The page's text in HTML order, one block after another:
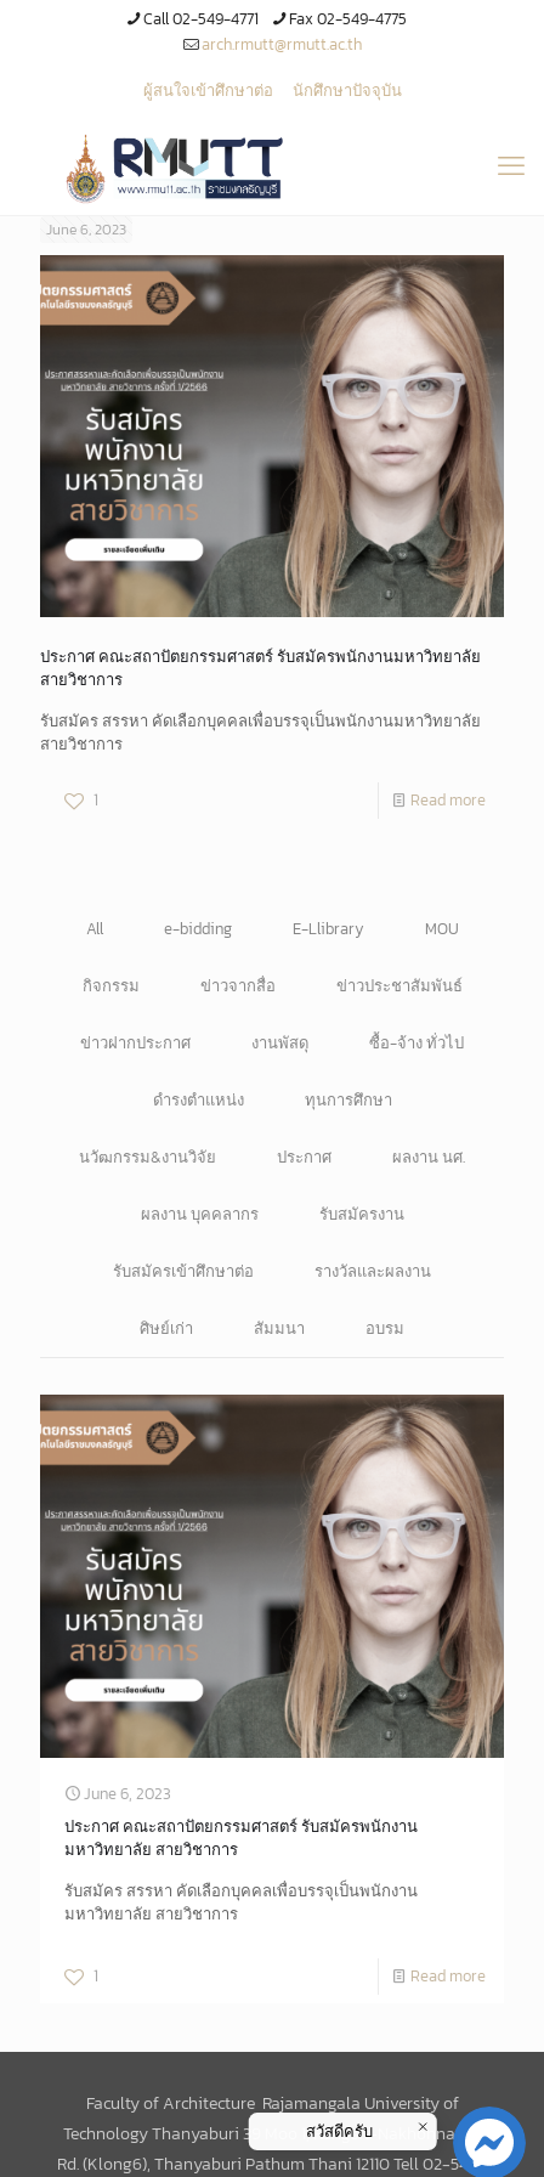
Call 02-549-4771
Fax 02-549-4775
arch.rmutt@rmutt.ac.th
ผู้สนใจเข้าศึกษาต่อ
นักศึกษาปัจจุบัน
June 6, 2023
ประกาศ คณะสถาปัตยกรรมศาสตร์ รับสมัครพนักงานมหาวิทยาลัย
สายวิชาการ
รับสมัคร สรรหา คัดเลือกบุคคลเพื่อบรรจุเป็นพนักงานมหาวิทยาลัย
สายวิชาการ
1 Read more
All e-bidding E-Llibrary MOU
กิจกรรม ข่าวจากสื่อ ข่าวประชาสัมพันธ์
ข่าวฝากประกาศ งานพัสดุ ซื้อ-จ้าง ทั่วไป
ดำรงตำแหน่ง ทุนการศึกษา
นวัฒกรรม&งานวิจัย ประกาศ ผลงาน นศ.
ผลงาน บุคคลากร รับสมัครงาน
รับสมัครเข้าศึกษาต่อ รางวัลและผลงาน
ศิษย์เก่า สัมมนา อบรม
June 6, 2023
ประกาศ คณะสถาปัตยกรรมศาสตร์ รับสมัครพนักงาน
มหาวิทยาลัย สายวิชาการ
รับสมัคร สรรหา คัดเลือกบุคคลเพื่อบรรจุเป็นพนักงาน
มหาวิทยาลัย สายวิชาการ
1 Read more
Faculty of Architecture Rajamangala University of
Technology Thanyaburi 39 Moo 1, Rangsit-Nakhonnayok
Rd. (Klong6), Thanyaburi Pathum Thani 12110 Tell 02-549-
สวัสดีครับ